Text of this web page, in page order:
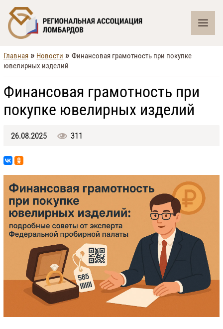
Главная » Новости » Финансовая грамотность при покупке
ювелирных изделий
Финансовая грамотность при
покупке ювелирных изделий
26.08.2025 311